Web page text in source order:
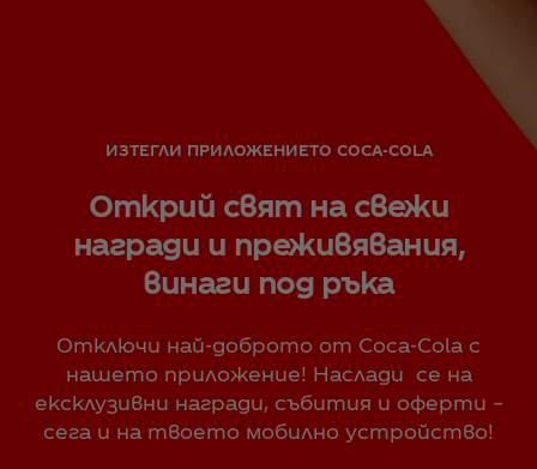
ИЗТЕГЛИ ПРИЛОЖЕНИЕТО COCA‑COLA
Открий свят на свежи
награди и преживявания,
винаги под ръка
Отключи най-доброто от Coca‑Cola с
нашето приложение! Наслади се на
ексклузивни награди, събития и оферти –
сега и на твоето мобилно устройство!